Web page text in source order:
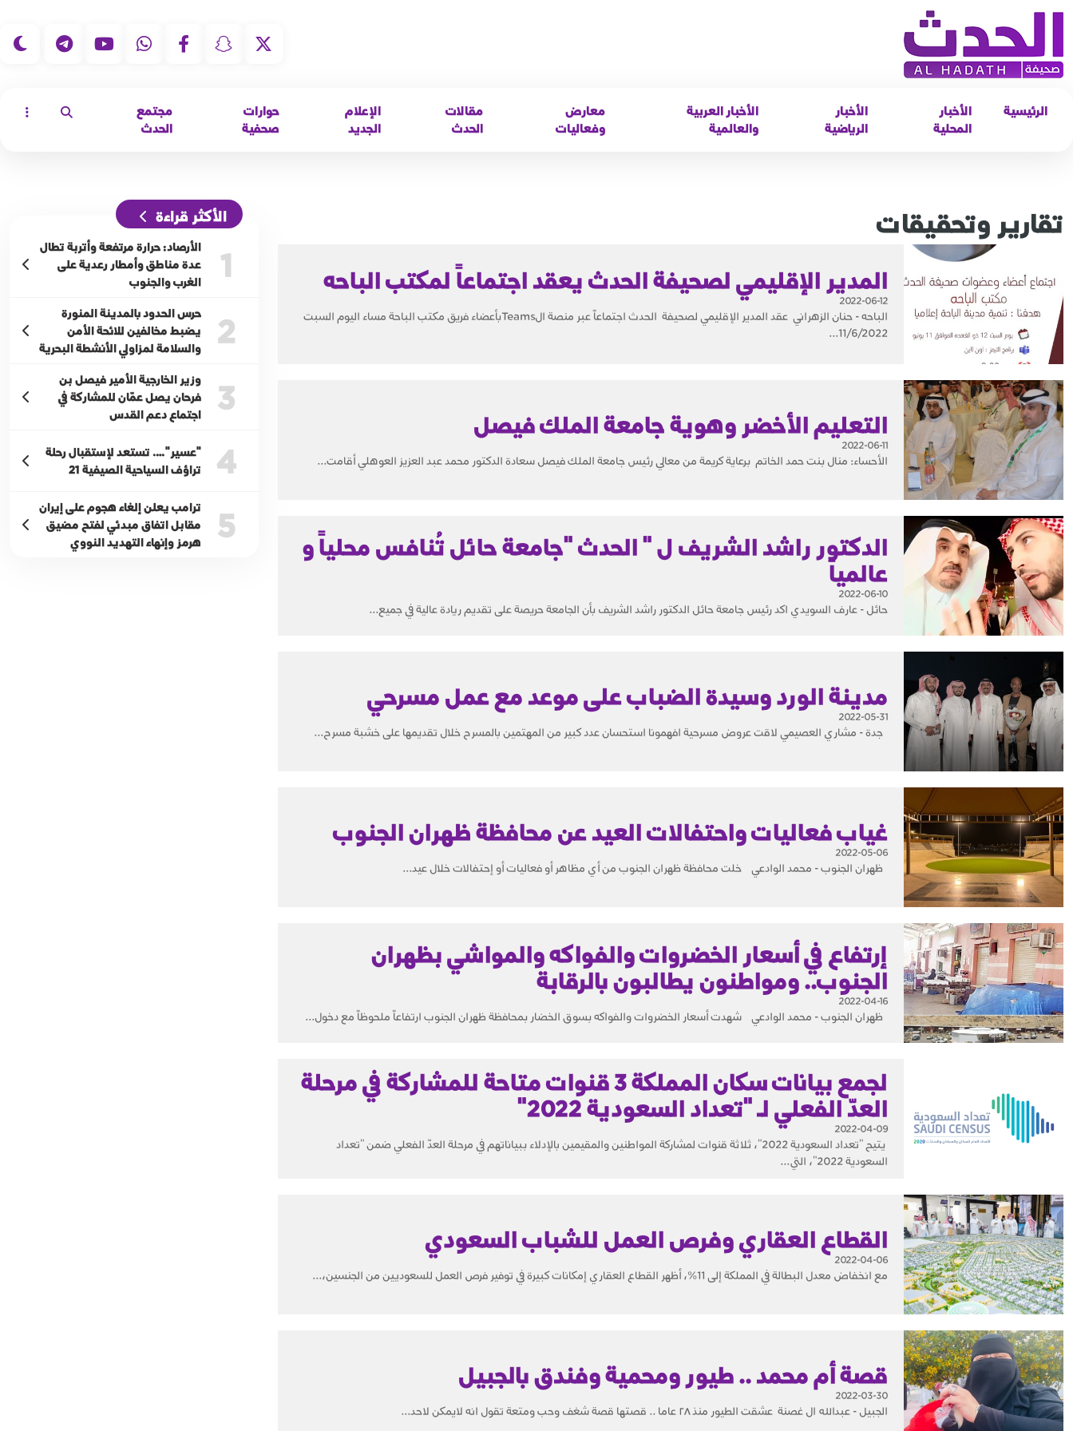
الرئيسية
الأخبار
المحلية
الأخبار
الرياضية
الأخبار العربية
والعالمية
معارض
وفعاليات
مقالات
الحدث
الإعلام
الجديد
حوارات
صحفية
مجتمع
الحدث
تقارير وتحقيقات
المدير الإقليمي لصحيفة الحدث يعقد اجتماعاً لمكتب الباحه
2022-06-12
الباحه - حنان الزهراني عقد المدير الإقليمي لصحيفة الحدث اجتماعاً عبر منصة الTeamsبأعضاء فريق مكتب الباحة مساء اليوم السبت
11/6/2022...
التعليم الأخضر وهوية جامعة الملك فيصل
2022-06-11
الأحساء: منال بنت حمد الخاتم برعاية كريمة من معالي رئيس جامعة الملك فيصل سعادة الدكتور محمد عبد العزيز العوهلي أقامت...
الدكتور راشد الشريف ل " الحدث "جامعة حائل تُنافس محلياً و
عالمياً
2022-06-10
حائل - عارف السويدي اكد رئيس جامعة حائل الدكتور راشد الشريف بأن الجامعة حريصة على تقديم ريادة عالية في جميع...
مدينة الورد وسيدة الضباب على موعد مع عمل مسرحي
2022-05-31
جدة - مشاري العصيمي لاقت عروض مسرحية افهمونا استحسان عدد كبير من المهتمين بالمسرح خلال تقديمها على خشبة مسرح...
غياب فعاليات واحتفالات العيد عن محافظة ظهران الجنوب
2022-05-06
ظهران الجنوب - محمد الوادعي خلت محافظة ظهران الجنوب من أي مظاهر أو فعاليات أو إحتفالات خلال عيد...
إرتفاع في أسعار الخضروات والفواكه والمواشي بظهران
الجنوب.. ومواطنون يطالبون بالرقابة
2022-04-16
ظهران الجنوب - محمد الوادعي شهدت أسعار الخضروات والفواكه بسوق الخضار بمحافظة ظهران الجنوب ارتفاعاً ملحوظاً مع دخول...
لجمع بيانات سكان المملكة 3 قنوات متاحة للمشاركة في مرحلة
العدّ الفعلي لـ "تعداد السعودية 2022"
2022-04-09
يتيح "تعداد السعودية 2022"، ثلاثة قنوات لمشاركة المواطنين والمقيمين بالإدلاء ببياناتهم في مرحلة العدّ الفعلي ضمن "تعداد
السعودية 2022"، التي...
القطاع العقاري وفرص العمل للشباب السعودي
2022-04-06
مع انخفاض معدل البطالة في المملكة إلى 11%، أظهر القطاع العقاري إمكانات كبيرة في توفير فرص العمل للسعوديين من الجنسين،...
قصة أم محمد .. طيور ومحمية وفندق بالجبيل
2022-03-30
الجبيل - عبدالله ال غصنة عشقت الطيور منذ ٢٨ عاما .. قصتها قصة شغف وحب ومتعة تقول انه لايمكن لاحد...
الأكثر قراءة
1
الأرصاد: حرارة مرتفعة وأتربة تطال
عدة مناطق وأمطار رعدية على
الغرب والجنوب
2
حرس الحدود بالمدينة المنورة
يضبط مخالفين للائحة الأمن
والسلامة لمزاولي الأنشطة البحرية
3
وزير الخارجية الأمير فيصل بن
فرحان يصل عمّان للمشاركة في
اجتماع دعم القدس
4
"عسير"…. تستعد لإستقبال رحلة
تراؤف السياحية الصيفية 21
5
ترامب يعلن إلغاء هجوم على إيران
مقابل اتفاق مبدئي لفتح مضيق
هرمز وإنهاء التهديد النووي